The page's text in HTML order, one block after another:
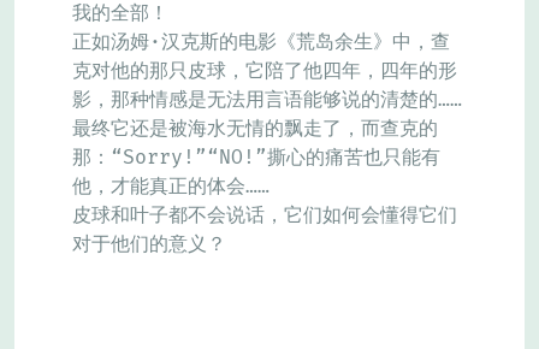
我的全部！
正如汤姆·汉克斯的电影《荒岛余生》中，查
克对他的那只皮球，它陪了他四年，四年的形
影，那种情感是无法用言语能够说的清楚的……
最终它还是被海水无情的飘走了，而查克的
那：“Sorry!”“NO!”撕心的痛苦也只能有
他，才能真正的体会……
皮球和叶子都不会说话，它们如何会懂得它们
对于他们的意义？